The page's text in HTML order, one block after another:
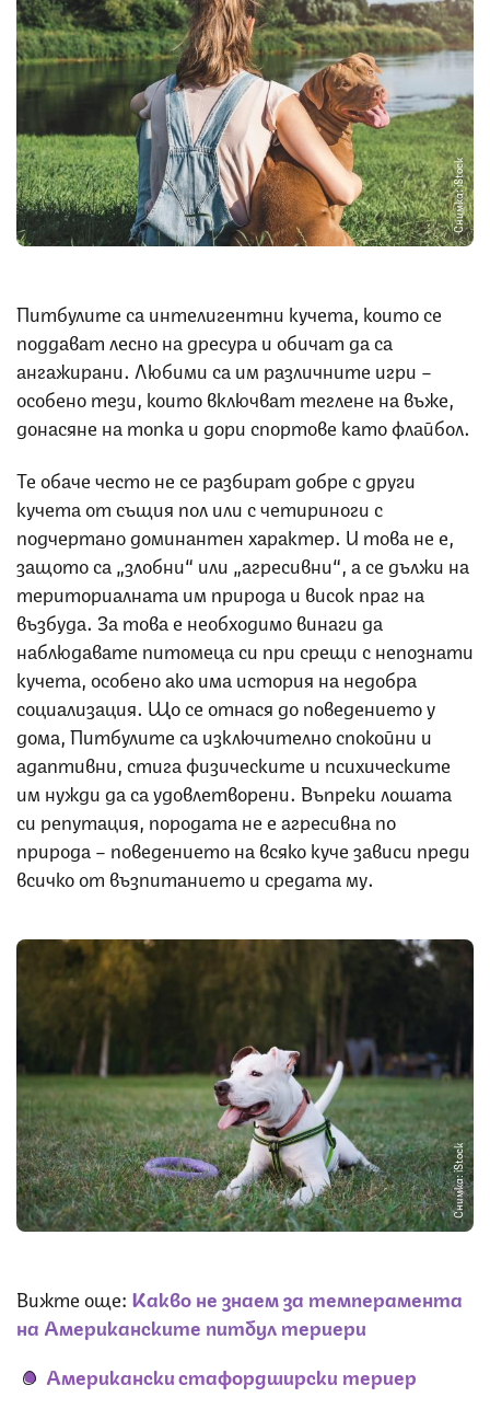
Снимка: iStock
Питбулите са интелигентни кучета, които се
поддават лесно на дресура и обичат да са
ангажирани. Любими са им различните игри –
особено тези, които включват теглене на въже,
донасяне на топка и дори спортове като флайбол.
Те обаче често не се разбират добре с други
кучета от същия пол или с четириноги с
подчертано доминантен характер. И това не е,
защото са „злобни“ или „агресивни“, а се дължи на
териториалната им природа и висок праг на
възбуда. За това е необходимо винаги да
наблюдавате питомеца си при срещи с непознати
кучета, особено ако има история на недобра
социализация. Що се отнася до поведението у
дома, Питбулите са изключително спокойни и
адаптивни, стига физическите и психическите
им нужди да са удовлетворени. Въпреки лошата
си репутация, породата не е агресивна по
природа – поведението на всяко куче зависи преди
всичко от възпитанието и средата му.
Снимка: iStock
Вижте още: Какво не знаем за темперамента
на Американските питбул териери
Американски стафордширски териер